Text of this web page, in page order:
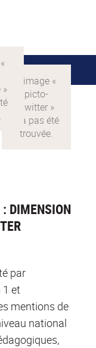
Cancer
DIMENSION
par
1 et
mentions de
national